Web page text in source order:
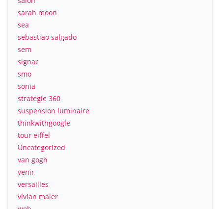
sarah moon
sea
sebastiao salgado
sem
signac
smo
sonia
strategie 360
suspension luminaire
thinkwithgoogle
tour eiffel
Uncategorized
van gogh
venir
versailles
vivian maier